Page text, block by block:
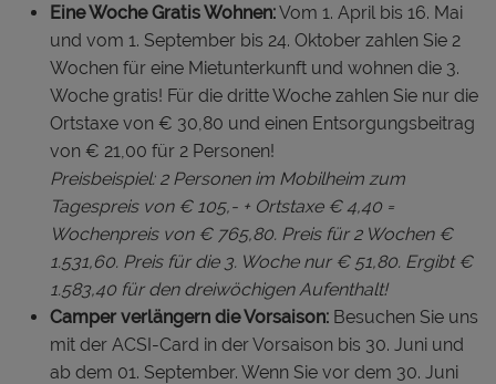
Eine Woche Gratis Wohnen:Vom 1. April bis 16. Mai
und vom 1. September bis 24. Oktober zahlen Sie 2
Wochen für eine Mietunterkunft und wohnen die 3.
Woche gratis! Für die dritte Woche zahlen Sie nur die
Ortstaxe von € 30,80 und einen Entsorgungsbeitrag
von € 21,00 für 2 Personen!
Preisbeispiel: 2 Personen im Mobilheim zum
Tagespreis von € 105,- + Ortstaxe € 4,40 =
Wochenpreis von € 765,80. Preis für 2 Wochen €
1.531,60. Preis für die 3. Woche nur € 51,80. Ergibt €
1.583,40 für den dreiwöchigen Aufenthalt!
Camper verlängern die Vorsaison: Besuchen Sie uns
mit der ACSI-Card in der Vorsaison bis 30. Juni und
ab dem 01. September. Wenn Sie vor dem 30. Juni